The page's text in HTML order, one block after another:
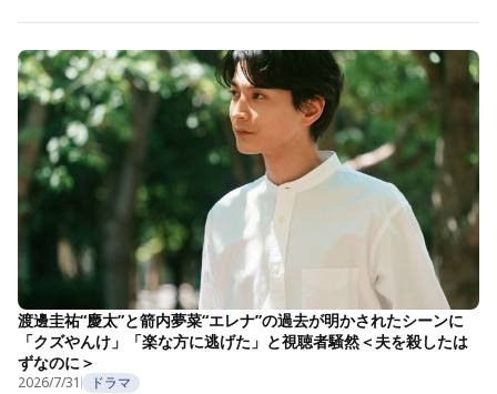
渡邊圭祐“慶太”と箭内夢菜“エレナ”の過去が明かされたシーンに
「クズやんけ」「楽な方に逃げた」と視聴者騒然＜夫を殺したは
ずなのに＞
2026/7/31 ドラマ